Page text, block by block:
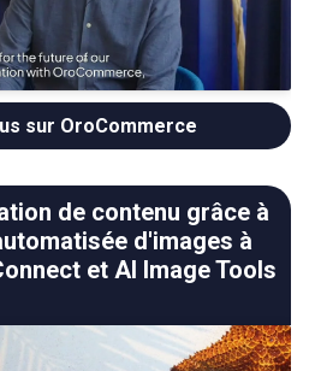
sur OroCommerce
de contenu grâce à
d'images à
et AI Image Tools